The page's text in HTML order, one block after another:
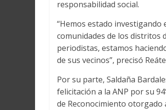
responsabilidad social.
“Hemos estado investigando
comunidades de los distritos
periodistas, estamos
de sus vecinos”, precisó
Por su parte, Saldaña
felicitación a la ANP por su
de Reconocimiento